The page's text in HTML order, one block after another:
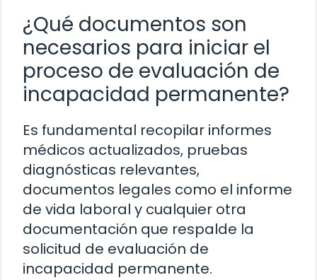
¿Qué documentos son
necesarios para iniciar el
proceso de evaluación de
incapacidad permanente?
Es fundamental recopilar informes
médicos actualizados, pruebas
diagnósticas relevantes,
documentos legales como el informe
de vida laboral y cualquier otra
documentación que respalde la
solicitud de evaluación de
incapacidad permanente.